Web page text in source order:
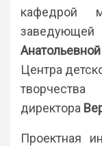
кафедрой
Центра
директора
Проектная